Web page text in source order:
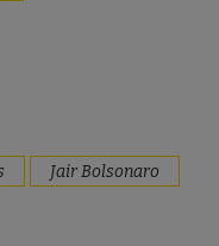
Jair Bolsonaro